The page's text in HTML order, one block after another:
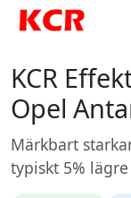
KCR
Opel
Märkbart
typiskt 5%